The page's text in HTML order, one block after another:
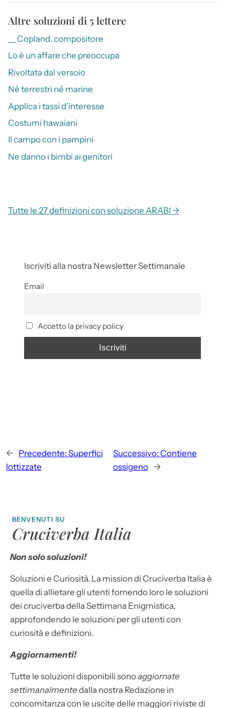
Altre soluzioni di 5 lettere
__ Copland, compositore
Lo è un affare che preoccupa
Rivoltata dal versoio
Né terrestri né marine
Applica i tassi d’interesse
Costumi hawaiani
Il campo con i pampini
Ne danno i bimbi ai genitori
Tutte le 27 definizioni con soluzione ARABI →
Iscriviti alla nostra Newsletter Settimanale
Email
Accetto la privacy policy
← Precedente: Superfici
lottizzate
Successivo: Contiene
ossigeno
→
BENVENUTI SU
Cruciverba Italia
Non solo soluzioni!
Soluzioni e Curiosità. La mission di Cruciverba Italia è
quella di allietare gli utenti fornendo loro le soluzioni
dei cruciverba della Settimana Enigmistica,
approfondendo le soluzioni per gli utenti con
curiosità e definizioni.
Aggiornamenti!
Tutte le soluzioni disponibili sonoaggiornate
settimanalmente dalla nostra Redazione in
concomitanza con le uscite delle maggiori riviste di